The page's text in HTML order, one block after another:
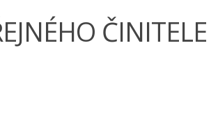
ČINITELE